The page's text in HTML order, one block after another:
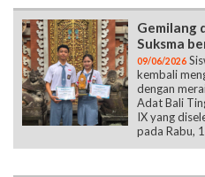
Gemilang
Suksma
09/06/2026
kembali
dengan
Adat Bali
IX yang
pada Rabu,